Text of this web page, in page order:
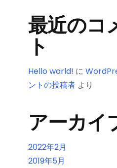
最近のコ
ト
Hello world! に
ントの投稿者 より
アーカイ
2022年2月
2019年5月